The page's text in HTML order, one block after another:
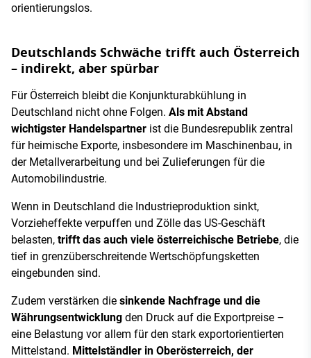
orientierungslos.
Deutschlands Schwäche trifft auch Österreich
– indirekt, aber spürbar
Für Österreich bleibt die Konjunkturabkühlung in
Deutschland nicht ohne Folgen. Als mit Abstand
wichtigster Handelspartner ist die Bundesrepublik zentral
für heimische Exporte, insbesondere im Maschinenbau, in
der Metallverarbeitung und bei Zulieferungen für die
Automobilindustrie.
Wenn in Deutschland die Industrieproduktion sinkt,
Vorzieheffekte verpuffen und Zölle das US-Geschäft
belasten, trifft das auch viele österreichische Betriebe, die
tief in grenzüberschreitende Wertschöpfungsketten
eingebunden sind.
Zudem verstärken die sinkende Nachfrage und die
Währungsentwicklung den Druck auf die Exportpreise –
eine Belastung vor allem für den stark exportorientierten
Mittelstand. Mittelständler in Oberösterreich, der